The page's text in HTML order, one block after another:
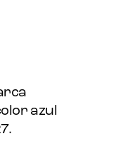
azul